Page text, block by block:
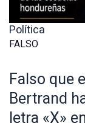
Política
FALSO
Falso que
Bertrand
letra «X»